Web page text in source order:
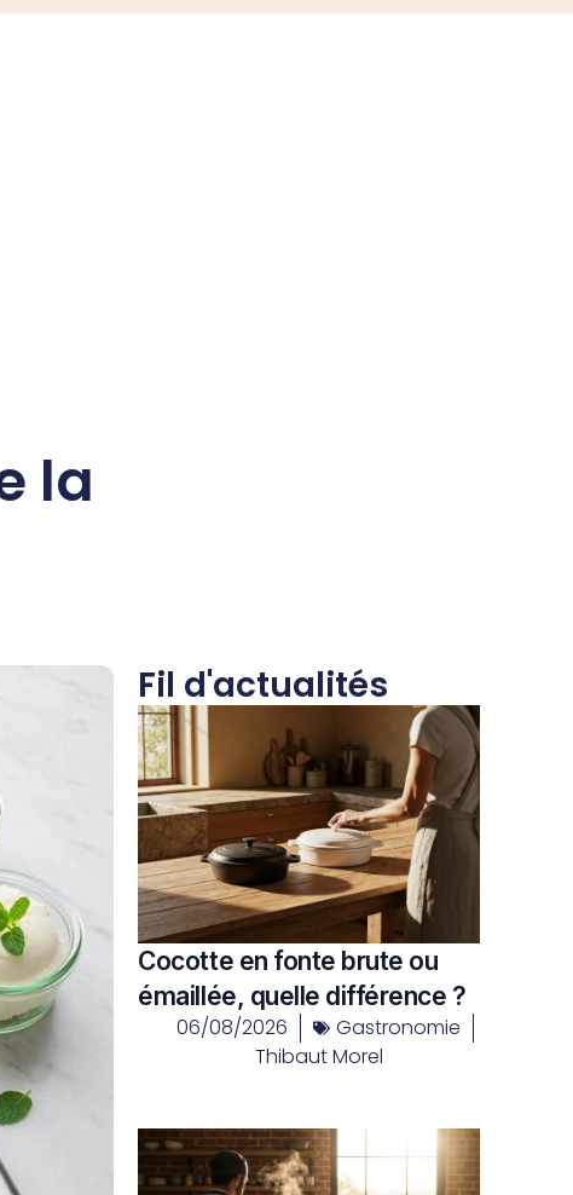
la
Fil d'actualités
Cocotte en fonte brute ou
émaillée, quelle différence ?
06/08/2026
Gastronomie
Thibaut Morel